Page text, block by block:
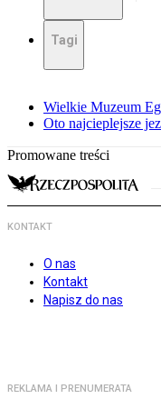
Tagi
Wielkie Muzeum
Oto najcieplejsze
Promowane treści
KONTAKT
O nas
Kontakt
Napisz do nas
REKLAMA I PRENUMERATA